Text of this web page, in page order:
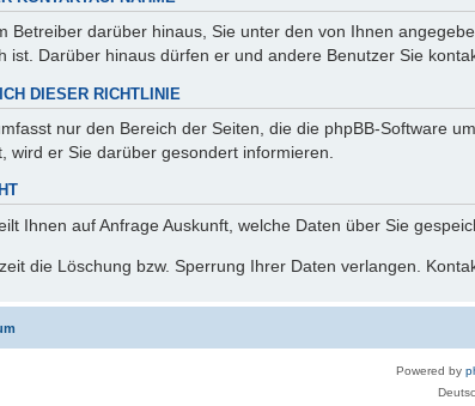
Betreiber darüber hinaus, Sie unter den von Ihnen
ist. Darüber hinaus dürfen er und andere Benutzer Sie
DIESER RICHTLINIE
nur den Bereich der Seiten, die die phpBB-Software
wird er Sie darüber gesondert informieren.
Ihnen auf Anfrage Auskunft, welche Daten über Sie
die Löschung bzw. Sperrung Ihrer Daten verlangen.
Powered by